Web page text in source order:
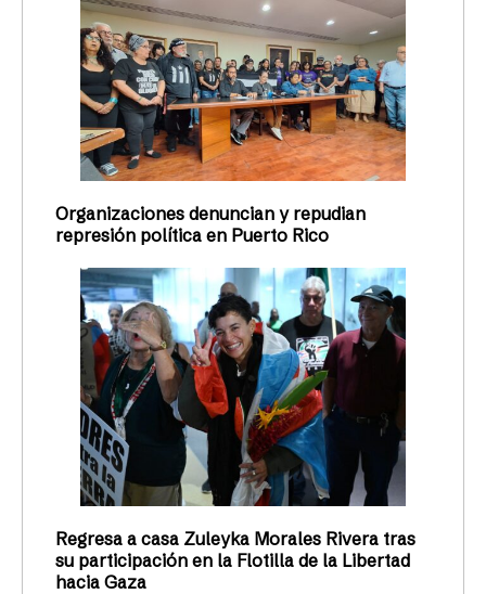
Organizaciones denuncian y repudian
represión política en Puerto Rico
Regresa a casa Zuleyka Morales Rivera tras
su participación en la Flotilla de la Libertad
hacia Gaza